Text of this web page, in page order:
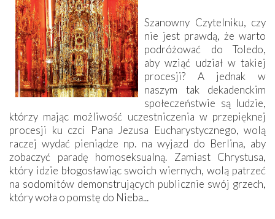
Szanowny Czytelniku, czy
nie jest prawdą, że warto
podróżować do Toledo,
aby wziąć udział w takiej
procesji? A jednak w
naszym tak dekadenckim
społeczeństwie są ludzie,
którzy mając możliwość uczestniczenia w przepięknej
procesji ku czci Pana Jezusa Eucharystycznego, wolą
raczej wydać pieniądze np. na wyjazd do Berlina, aby
zobaczyć paradę homoseksualną. Zamiast Chrystusa,
który idzie błogosławiąc swoich wiernych, wolą patrzeć
na sodomitów demonstrujących publicznie swój grzech,
który woła o pomstę do Nieba...